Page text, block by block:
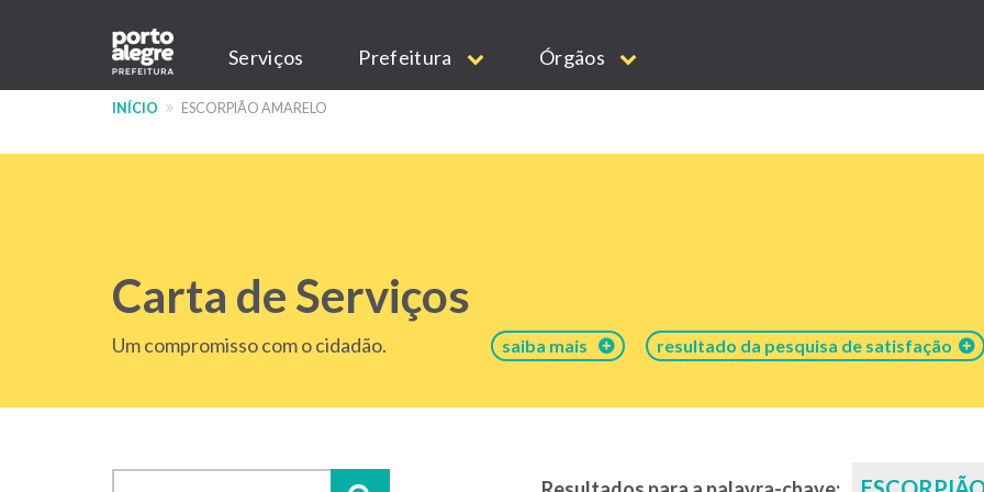
conteúdo
Main
navigation
Serviços Prefeitura Órgãos
INÍCIO ESCORPIÃO AMARELO
Carta de Serviços
Um compromisso com o cidadão. saiba mais resultado da pesquisa de satisfação